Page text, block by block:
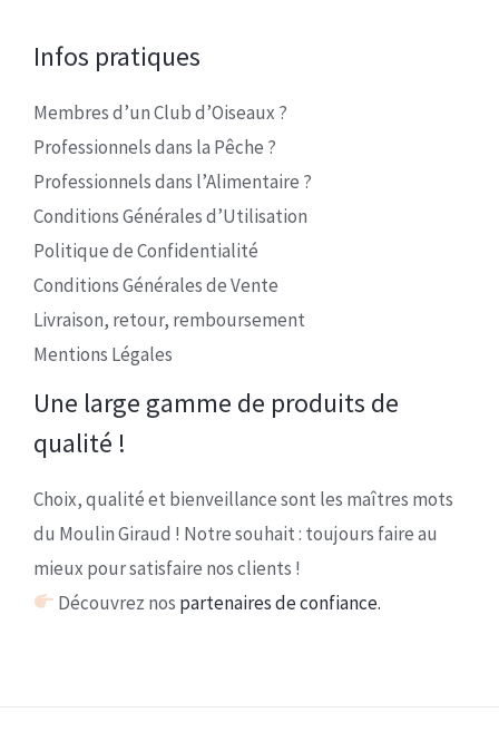
Infos pratiques
Membres d’un Club d’Oiseaux ?
Professionnels dans la Pêche ?
Professionnels dans l’Alimentaire ?
Conditions Générales d’Utilisation
Politique de Confidentialité
Conditions Générales de Vente
Livraison, retour, remboursement
Mentions Légales
Une large gamme de produits de
qualité !
Choix, qualité et bienveillance sont les maîtres mots
du Moulin Giraud ! Notre souhait : toujours faire au
mieux pour satisfaire nos clients !
Découvrez nos partenaires de confiance.